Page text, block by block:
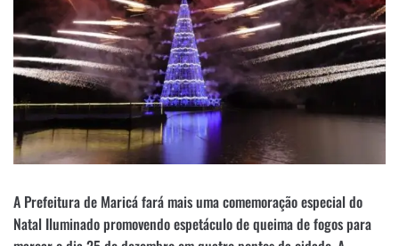
A Prefeitura de Maricá fará mais uma comemoração especial do
Natal Iluminado promovendo espetáculo de queima de fogos para